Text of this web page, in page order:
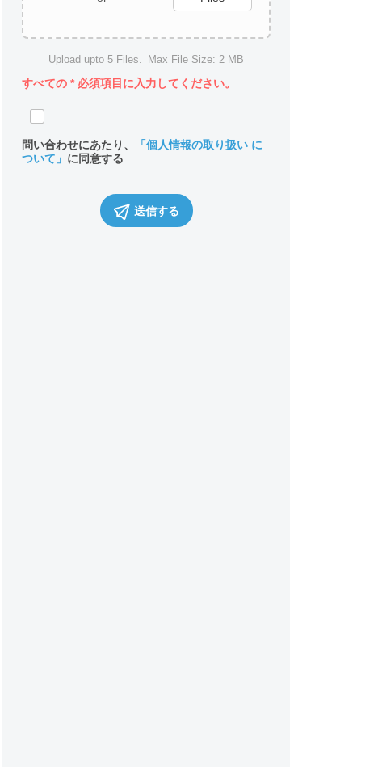
Upload upto 5 Files. Max File Size: 2 MB
すべての *必須項目に入力してください。
問い合わせにあたり、
「個人情報の取り扱い に
ついて」 に同意する
送信する